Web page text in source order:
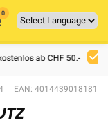
0
ab CHF 50.-
EAN: 4014439018181